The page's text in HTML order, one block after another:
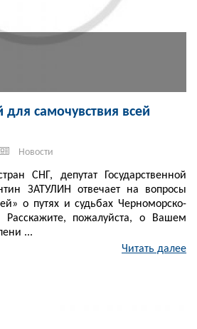
самочувствия всей
Новости
СНГ, депутат Государственной
ЗАТУЛИН отвечает на вопросы
о путях и судьбах Черноморско-
Расскажите, пожалуйста, о Вашем
...
Читать далее